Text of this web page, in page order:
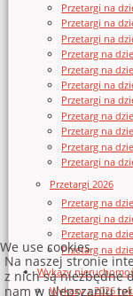
Przetargi na
Przetargi na
Przetargi na
Przetarg na
Przetarg na
Przetargi na
Przetargi na
Przetarg na
Przetarg na
Przetarg na
Przetargi na
Przetargi 2026
Przetarg na
Przetargi na
Przetarg na
Przetarg na
Wykazy
Wykazy z 2026
We use cookies
Na naszej stronie
z nich są niezbędne
nam w ulepszaniu